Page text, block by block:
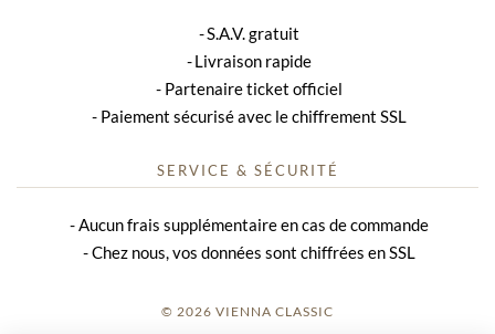
S.A.V. gratuit
Livraison rapide
Partenaire ticket officiel
Paiement sécurisé avec le chiffrement SSL
SERVICE & SÉCURITÉ
Aucun frais supplémentaire en cas de commande
Chez nous, vos données sont chiffrées en SSL
© 2026 VIENNA CLASSIC